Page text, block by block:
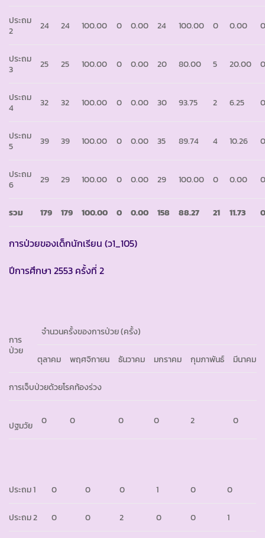
ประถม
2
24 24 100.00 0 0.00 24 100.00 0 0.00
ประถม
3
25 25 100.00 0 0.00 20 80.00 5 20.00
ประถม
4
32 32 100.00 0 0.00 30 93.75 2 6.25
ประถม
5
39 39 100.00 0 0.00 35 89.74 4 10.26
ประถม
6
29 29 100.00 0 0.00 29 100.00 0 0.00
รวม 179 179 100.00 0 0.00 158 88.27 21 11.73
การป่วยของเด็กนักเรียน (ว1_105)
ปีการศึกษา 2553 ครั้งที่ 2
การ
ป่วย
จำนวนครั้งของการป่วย (ครั้ง)
ตุลาคม พฤศจิกายน ธันวาคม มกราคม กุมภาพันธ์ มีนาคม
การเจ็บป่วยด้วยโรคท้องร่วง
ปฐมวัย 0 0 0 0 2 0
ประถม 1 0 0 0 1 0 0
ประถม 2 0 0 2 0 0 1